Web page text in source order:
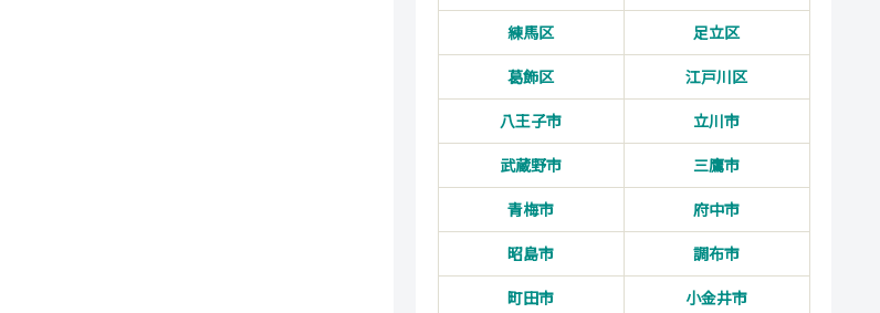
練馬区
足立区
葛飾区
江戸川区
八王子市
立川市
武蔵野市
三鷹市
青梅市
府中市
昭島市
調布市
町田市
小金井市